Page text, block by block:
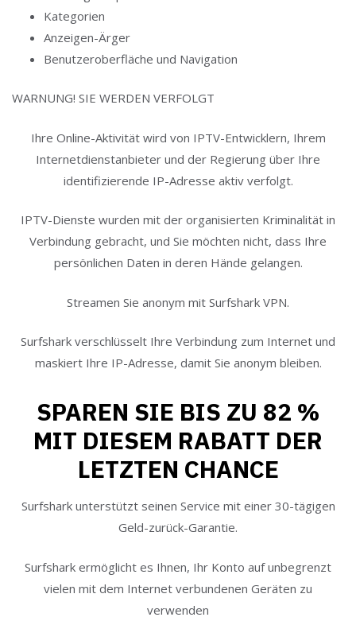
Kategorien
Anzeigen-Ärger
Benutzeroberfläche und Navigation
WARNUNG! SIE WERDEN VERFOLGT
Ihre Online-Aktivität wird von IPTV-Entwicklern, Ihrem
Internetdienstanbieter und der Regierung über Ihre
identifizierende IP-Adresse aktiv verfolgt.
IPTV-Dienste wurden mit der organisierten Kriminalität in
Verbindung gebracht, und Sie möchten nicht, dass Ihre
persönlichen Daten in deren Hände gelangen.
Streamen Sie anonym mit Surfshark VPN.
Surfshark verschlüsselt Ihre Verbindung zum Internet und
maskiert Ihre IP-Adresse, damit Sie anonym bleiben.
SPAREN SIE BIS ZU 82 %
MIT DIESEM RABATT DER
LETZTEN CHANCE
Surfshark unterstützt seinen Service mit einer 30-tägigen
Geld-zurück-Garantie.
Surfshark ermöglicht es Ihnen, Ihr Konto auf unbegrenzt
vielen mit dem Internet verbundenen Geräten zu
verwenden